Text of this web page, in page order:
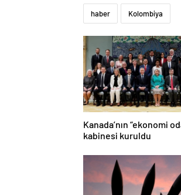
haber Kolombiya
Kanada’nın “ekonomi
kabinesi kuruldu